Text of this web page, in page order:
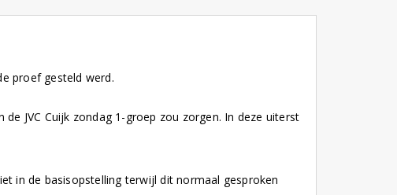
proef gesteld werd.
JVC Cuijk zondag 1-groep zou zorgen. In deze uiterst
in de basisopstelling terwijl dit normaal gesproken